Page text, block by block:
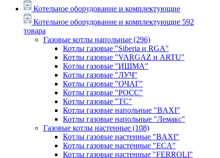
Котельное оборудование и комплектующие
Котельное оборудование и комплектующие 592
товара
Газовые котлы напольные (296)
Котлы газовые "Siberia и RGA"
Котлы газовые "VARGAZ и ARTU"
Котлы газовые "ИШМА"
Котлы газовые "ЛУЧ"
Котлы газовые "ОЧАГ"
Котлы газовые "РОСС"
Котлы газовые "ТС"
Котлы газовые напольные "BAXI"
Котлы газовые напольные "Лемакс"
Газовые котлы настенные (108)
Котлы газовые настенные "BAXI"
Котлы газовые настенные "ECA"
Котлы газовые настенные "FERROLI"